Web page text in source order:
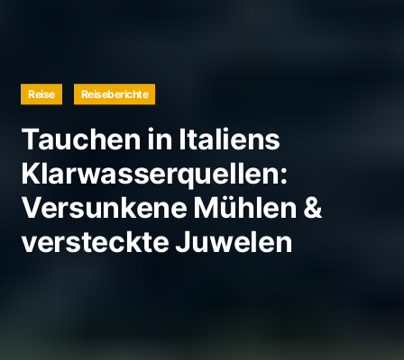
Reise Reiseberichte
Tauchen in Italiens
Klarwasserquellen:
Versunkene Mühlen &
versteckte Juwelen